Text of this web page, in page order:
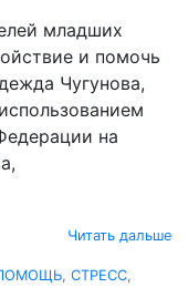
младших
и помочь
Чугунова,
на
Читать дальше
, СТРЕСС,